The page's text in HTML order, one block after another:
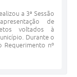
a 3ª Sessão
de
voltados à
Durante o
Requerimento nº